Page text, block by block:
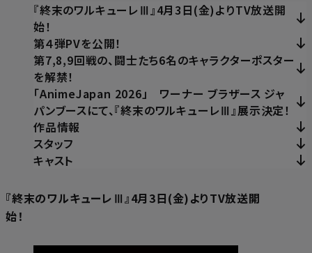
『終末のワルキューレⅢ』4月3日(金)よりTV放送開
始！
第４弾PVを公開！
第7,8,9回戦の、闘士たち6名のキャラクターポスター
を解禁！
「AnimeJapan 2026」 ワーナー ブラザース ジャ
パンブースにて、『終末のワルキューレⅢ』展示決定！
作品情報
スタッフ
キャスト
『終末のワルキューレⅢ』4月3日(金)よりTV放送開
始！